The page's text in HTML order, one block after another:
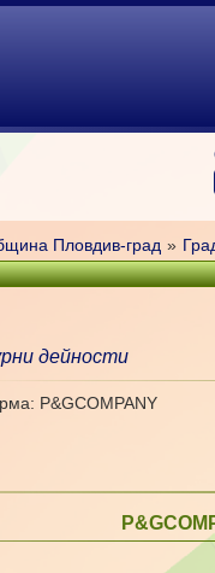
Пловдив-град »
дейности
P&GCOMPANY